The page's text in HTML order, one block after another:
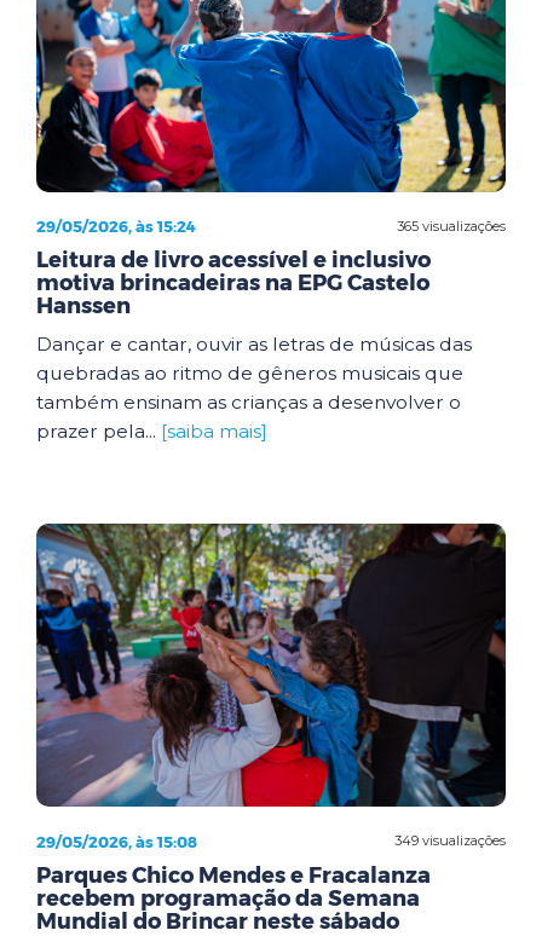
365 visualizações
29/05/2026, às 15:24
Leitura de livro acessível e inclusivo
motiva brincadeiras na EPG Castelo
Hanssen
Dançar e cantar, ouvir as letras de músicas das
quebradas ao ritmo de gêneros musicais que
também ensinam as crianças a desenvolver o
prazer pela... [saiba mais]
349 visualizações
29/05/2026, às 15:08
Parques Chico Mendes e Fracalanza
recebem programação da Semana
Mundial do Brincar neste sábado